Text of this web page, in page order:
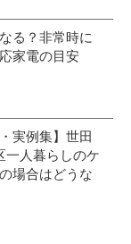
る？非常時に
家電の目安
実例集】世田
一人暮らしのケ
場合はどうな